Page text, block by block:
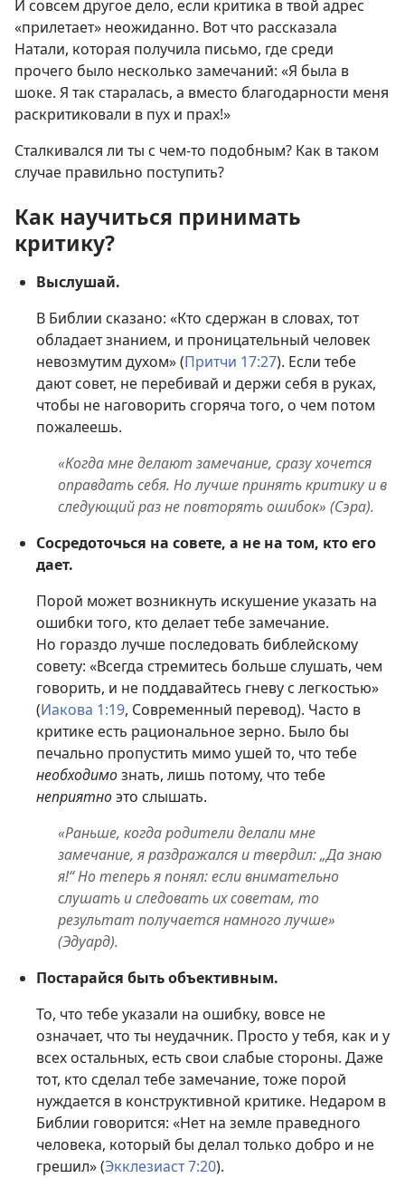
И совсем другое дело, если критика в твой адрес
«прилетает» неожиданно. Вот что рассказала
Натали, которая получила письмо, где среди
прочего было несколько замечаний: «Я была в
шоке. Я так старалась, а вместо благодарности меня
раскритиковали в пух и прах!»
Сталкивался ли ты с чем-то подобным? Как в таком
случае правильно поступить?
Как научиться принимать
критику?
Выслушай.
В Библии сказано: «Кто сдержан в словах, тот
обладает знанием, и проницательный человек
невозмутим духом» (Притчи 17:27). Если тебе
дают совет, не перебивай и держи себя в руках,
чтобы не наговорить сгоряча того, о чем потом
пожалеешь.
«Когда мне делают замечание, сразу хочется
оправдать себя. Но лучше принять критику и в
следующий раз не повторять ошибок» (Сэра).
Сосредоточься на совете, а не на том, кто его
дает.
Порой может возникнуть искушение указать на
ошибки того, кто делает тебе замечание.
Но гораздо лучше последовать библейскому
совету: «Всегда стремитесь больше слушать, чем
говорить, и не поддавайтесь гневу с легкостью»
(Иакова 1:19, Современный перевод). Часто в
критике есть рациональное зерно. Было бы
печально пропустить мимо ушей то, что тебе
необходимознать, лишь потому, что тебе
неприятноэто слышать.
«Раньше, когда родители делали мне
замечание, я раздражался и твердил: „Да знаю
я!“ Но теперь я понял: если внимательно
слушать и следовать их советам, то
результат получается намного лучше»
(Эдуард).
Постарайся быть объективным.
То, что тебе указали на ошибку, вовсе не
означает, что ты неудачник. Просто у тебя, как и у
всех остальных, есть свои слабые стороны. Даже
тот, кто сделал тебе замечание, тоже порой
нуждается в конструктивной критике. Недаром в
Библии говорится: «Нет на земле праведного
человека, который бы делал только добро и не
грешил» (Экклезиаст 7:20).